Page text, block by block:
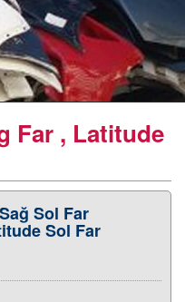
Far , Latitude
Sol Far
Sol Far